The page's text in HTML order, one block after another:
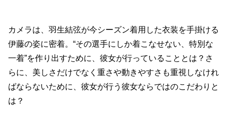
カメラは、羽生結弦が今シーズン着用した衣装を手掛ける
伊藤の姿に密着。“その選手にしか着こなせない、特別な
一着”を作り出すために、彼女が行っていることとは？さ
らに、美しさだけでなく重さや動きやすさも重視しなけれ
ばならないために、彼女が行う彼女ならではのこだわりと
は？